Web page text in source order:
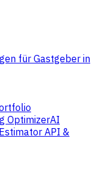
für Gastgeber in
OptimizerAI
API &